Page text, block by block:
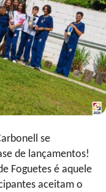
se
de lançamentos!
Foguetes é aquele
aceitam o